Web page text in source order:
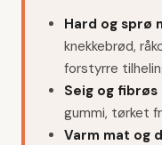
Hard og sprø
knekkebrød,
forstyrre
Seig og fibrøs
gummi, tørket
Varm mat og